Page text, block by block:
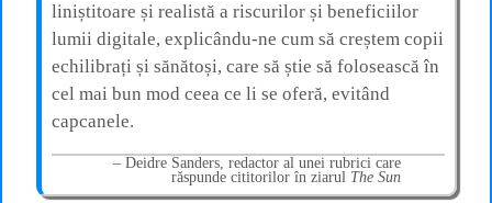
liniștitoare și realistă a riscurilor și beneficiilor
lumii digitale, explicându-ne cum să creștem copii
echilibrați și sănătoși, care să știe să folosească în
cel mai bun mod ceea ce li se oferă, evitând
capcanele.
Deidre Sanders, redactor al unei rubrici care
răspunde cititorilor în ziarul The Sun